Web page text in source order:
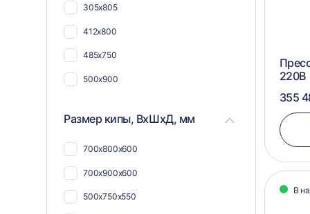
305х805
412х800
485х750
500х900
Размер кипы, ВхШхД, мм
700х800х600
700х900х600
500х750х550
220В
355
В